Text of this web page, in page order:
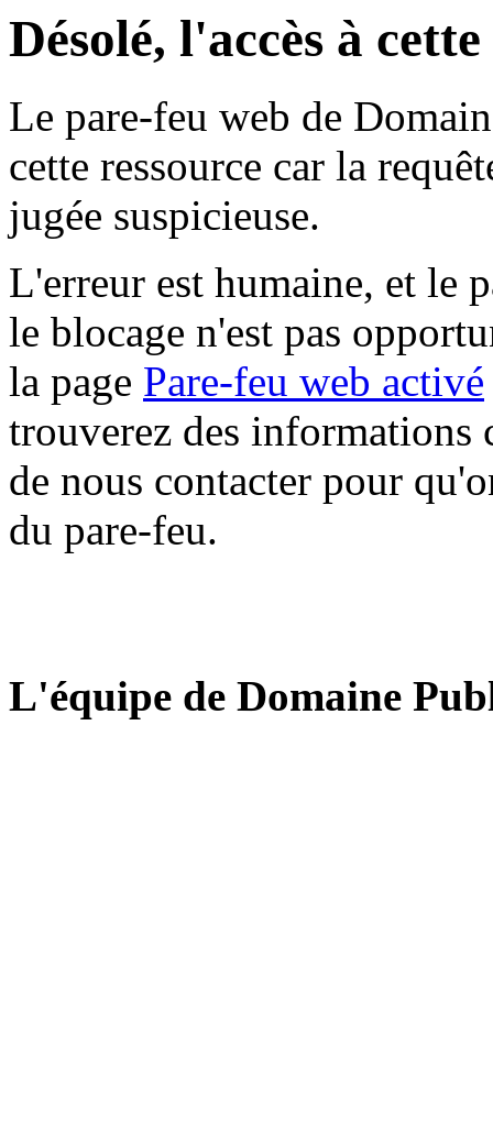
Désolé, l'accès à
Le pare-feu web de
cette ressource car la
jugée suspicieuse.
L'erreur est humaine, et le
le blocage n'est pas
la page Pare-feu web activé
trouverez des informations
de nous contacter pour
du pare-feu.
L'équipe de Domaine